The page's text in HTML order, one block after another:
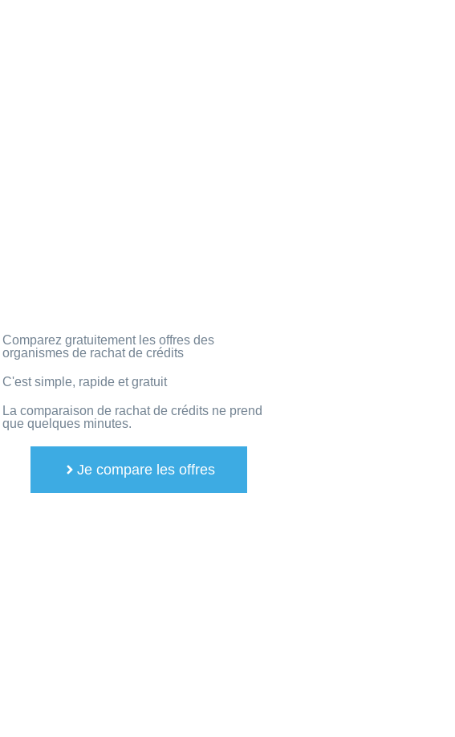
Comparez gratuitement les offres des
organismes de rachat de crédits
C'est simple, rapide et gratuit
La comparaison de rachat de crédits ne prend
que quelques minutes.
Je compare les offres